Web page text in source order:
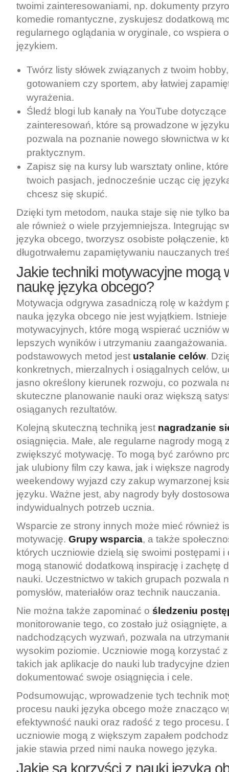
twoimi zainteresowaniami, np. dokumenty
komedie romantyczne, zyskujesz dodatkową
regularnego oglądania w oryginale, co wspiera
językiem.
Twórz listy słówek związanych z twoim
gotowaniem czy sportem, aby łatwiej
wyrażenia.
Śledź blogi lub kanały na YouTube
zainteresowań, które są prowadzone w
pozwala na poznanie nowego słownictwa w
praktycznym.
Zapisz się na kursy lub warsztaty online,
twoich pasjach, jednocześnie ucząc cię
chcesz się skupić.
Dzięki tym metodom, nauka staje się nie tylko
ale również o wiele przyjemniejsza. Integrując
języka obcego, tworzysz osobiste połączenie,
długotrwałemu zapamiętywaniu nauczanych
Jakie techniki motywacyjne mogą
naukę języka obcego?
Motywacja odgrywa zasadniczą rolę w każdym
nauka języka obcego nie jest wyjątkiem.
motywacyjnych, które mogą wspierać uczniów
lepszych wyników i utrzymaniu
podstawowych metod jest ustalanie celów.
konkretnych, mierzalnych i osiągalnych celów,
jasno określony kierunek rozwoju, co pozwala
skuteczne planowanie nauki oraz większą
osiąganych rezultatów.
Kolejną skuteczną techniką jest nagradzanie
osiągnięcia. Małe, ale regularne nagrody mogą
zwiększyć motywację. To mogą być zarówno
jak ulubiony film czy kawa, jak i większe
weekendowy wyjazd czy zakup wymarzonej
języku. Ważne jest, aby nagrody były
indywidualnych potrzeb ucznia.
Wsparcie ze strony innych może mieć również
motywację. Grupy wsparcia, a także
których uczniowie dzielą się swoimi postępami
mogą stanowić dodatkową inspirację i zachętę
nauki. Uczestnictwo w takich grupach pozwala
pomysłów, materiałów oraz technik nauczania.
Nie można także zapominać o śledzeniu
monitorowanie tego, co zostało już osiągnięte,
nadchodzących wyzwań, pozwala na
wysokim poziomie. Uczniowie mogą korzystać
takich jak aplikacje do nauki lub tradycyjne
dokumentować swoje osiągnięcia i cele.
Podsumowując, wprowadzenie tych technik
procesu nauki języka obcego może znacząco
efektywność nauki oraz radość z tego procesu.
uczniowie mogą z większym zapałem
jakie stawia przed nimi nauka nowego języka.
Jakie są korzyści z nauki języka